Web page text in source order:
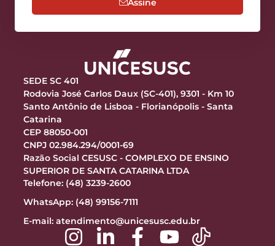
Assine
SEDE SC 401
Rodovia José Carlos Daux (SC-401), 9301 - Km 10
Santo Antônio de Lisboa - Florianópolis - Santa
Catarina
CEP 88050-001
CNPJ 02.984.294/0001-69
Razão Social CESUSC - COMPLEXO DE ENSINO
SUPERIOR DE SANTA CATARINA LTDA
Telefone: (48) 3239-2600
WhatsApp: (48) 99156-7111
E-mail: atendimento@unicesusc.edu.br